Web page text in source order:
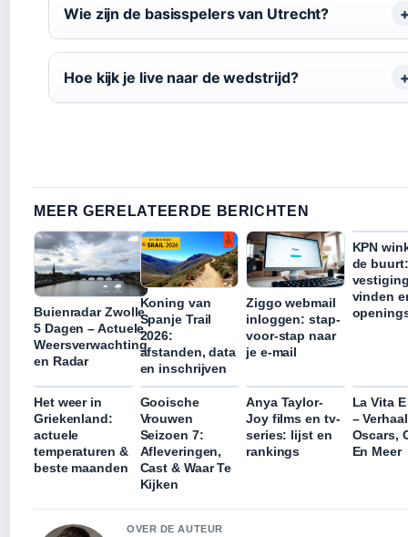
Wie zijn de basisspelers van Utrecht?
Hoe kijk je live naar de wedstrijd?
MEER GERELATEERDE BERICHTEN
Buienradar Zwolle
5 Dagen – Actuele
Weersverwachting
en Radar
Koning van
Spanje Trail
2026:
afstanden, data
en inschrijven
Ziggo webmail
inloggen: stap-
voor-stap naar
je e-mail
KPN
de buurt:
vinden
Het weer in
Griekenland:
actuele
temperaturen &
beste maanden
Gooische
Vrouwen
Seizoen 7:
Afleveringen,
Cast & Waar Te
Kijken
Anya Taylor-
Joy films en tv-
series: lijst en
rankings
La Vita
–
Oscars,
En Meer
OVER DE AUTEUR